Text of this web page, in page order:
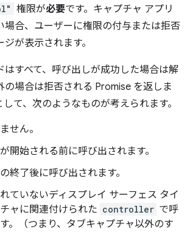
権限が必要です。キャプチャ アプリ
場合、ユーザーに権限の付与または拒否
が表示されます。
はすべて、呼び出しが成功した場合は解
の場合は拒否される Promise を返しま
て、次のようなものが考えられます。
せん。
開始される前に呼び出されます。
終了後に呼び出されます。
ていないディスプレイ サーフェス タイ
ャに関連付けられた controller で呼
。（つまり、タブキャプチャ以外のす